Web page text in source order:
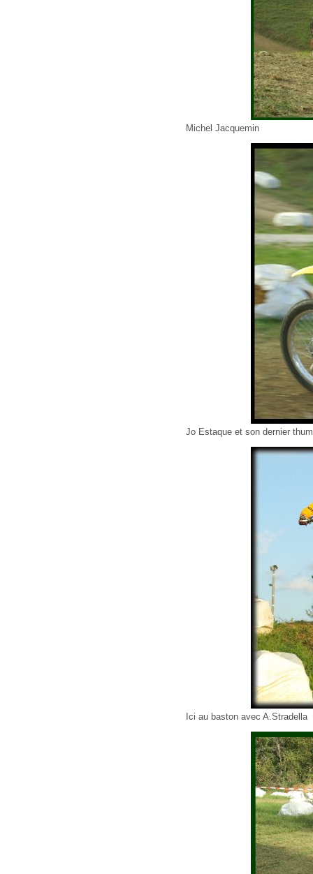
Michel Jacquemin
Jo Estaque et son dernier
Ici au baston avec A.Stradella